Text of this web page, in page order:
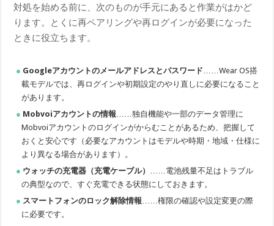
対処を始める前に、次のものが手元にあると作業がはかど
ります。とくに再ペアリングや再ログインが必要になった
ときに役立ちます。
Googleアカウントのメールアドレスとパスワード ……Wear OS搭
載モデルでは、再ログインや初期設定のやり直しに必要になること
があります。
Mobvoiアカウントの情報 ……独自機能や一部のデータ管理に
Mobvoiアカウントのログインがからむことがあるため、把握して
おくと安心です（必要なアカウントはモデルや時期・地域・仕様に
より異なる場合があります）。
ウォッチの充電器（充電ケーブル）
……電池残量不足はトラブル
の典型なので、すぐ充電できる状態にしておきます。
スマートフォンのロック解除情報 ……権限の確認や設定変更の際
に必要です。